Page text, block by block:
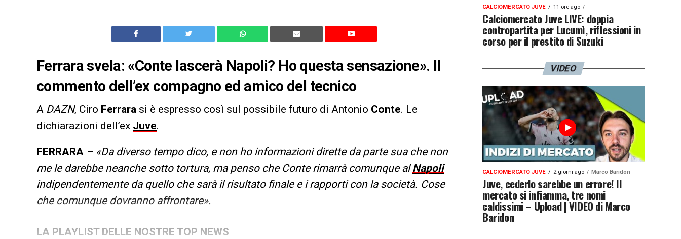
Ferrara svela: «Conte lascerà Napoli? Ho questa sensazione». Il
commento dell’ex compagno ed amico del tecnico
A DAZN, Ciro Ferrara si è espresso così sul possibile futuro di Antonio Conte. Le
dichiarazioni dell’ex Juve.
FERRARA – «Da diverso tempo dico, e non ho informazioni dirette da parte sua che non
me le darebbe neanche sotto tortura, ma penso che Conte rimarrà comunque alNapoli
indipendentemente da quello che sarà il risultato finale e i rapporti con la società. Cose
che comunque dovranno affrontare».
LA PLAYLIST DELLE NOSTRE TOP NEWS
CALCIOMERCATO JUVE 11 ore ago
Calciomercato Juve LIVE: doppia
contropartita per Lucumì, riflessioni in
corso per il prestito di Suzuki
VIDEO
CALCIOMERCATO JUVE 2 giorni ago Marco Baridon
Juve, cederlo sarebbe un errore! Il
mercato si infiamma, tre nomi
caldissimi – Upload | VIDEO di Marco
Baridon